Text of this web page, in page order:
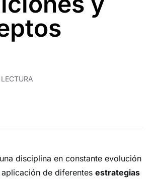
disciplina en constante evolución
de diferentes estrategias